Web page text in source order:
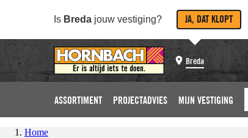
Is Breda jouw vestiging? JA, DAT KLOPT
Breda
ASSORTIMENT PROJECTADVIES MIJN VESTIGING
Home